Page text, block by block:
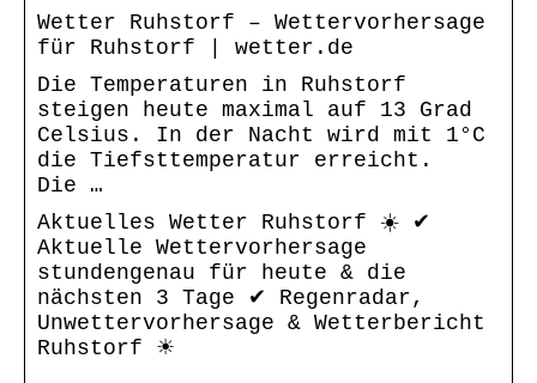
Wetter Ruhstorf – Wettervorhersage
für Ruhstorf | wetter.de
Die Temperaturen in Ruhstorf
steigen heute maximal auf 13 Grad
Celsius. In der Nacht wird mit 1°C
die Tiefsttemperatur erreicht.
Die …
Aktuelles Wetter Ruhstorf ☀️ ✔
Aktuelle Wettervorhersage
stundengenau für heute & die
nächsten 3 Tage ✔ Regenradar,
Unwettervorhersage & Wetterbericht
Ruhstorf ☀